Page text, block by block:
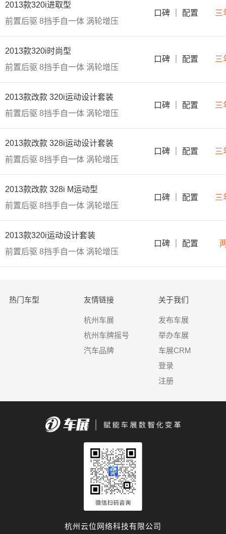
2013款320i进取型
前置后驱 8挡手自一体 涡轮增压
口碑 配置 三
2013款320i时尚型
前置后驱 8挡手自一体 涡轮增压
口碑 配置 三
2013款改款 320i运动设计套装
前置后驱 8挡手自一体 涡轮增压
口碑 配置 三
2013款改款 328i运动设计套装
前置后驱 8挡手自一体 涡轮增压
口碑 配置 三
2013款改款 328i M运动型
前置后驱 8挡手自一体 涡轮增压
口碑 配置 三
2013款320i运动设计套装
前置后驱 8挡手自一体 涡轮增压
口碑 配置
热门车型 友情链接
杭州车展
杭州车牌摇号
汽车品牌
关于我们
发布车展
举办车展
车展CRM
登录
注册
杭州云位网络科技有限公司